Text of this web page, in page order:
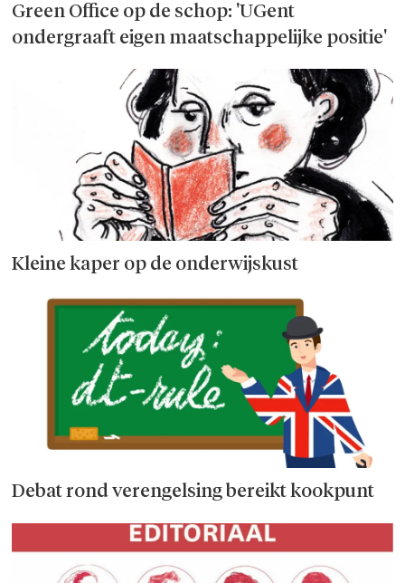
Green Office op de schop: 'UGent
ondergraaft eigen maatschappelijke positie'
Kleine kaper op de onderwijskust
Debat rond verengelsing bereikt kookpunt